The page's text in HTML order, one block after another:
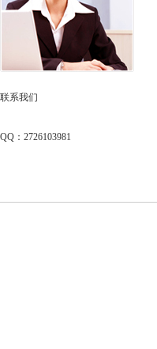
联系我们
QQ：2726103981